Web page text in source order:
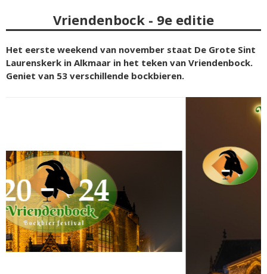
Vriendenbock - 9e editie
Het eerste weekend van november staat De Grote Sint
Laurenskerk in Alkmaar in het teken van Vriendenbock.
Geniet van 53 verschillende bockbieren.